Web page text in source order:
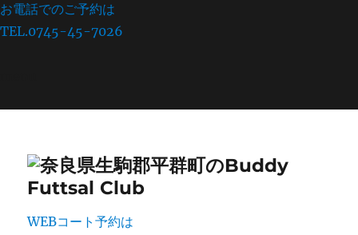
お電話でのご予約は
TEL.0745-45-7026
WEBコート予約は